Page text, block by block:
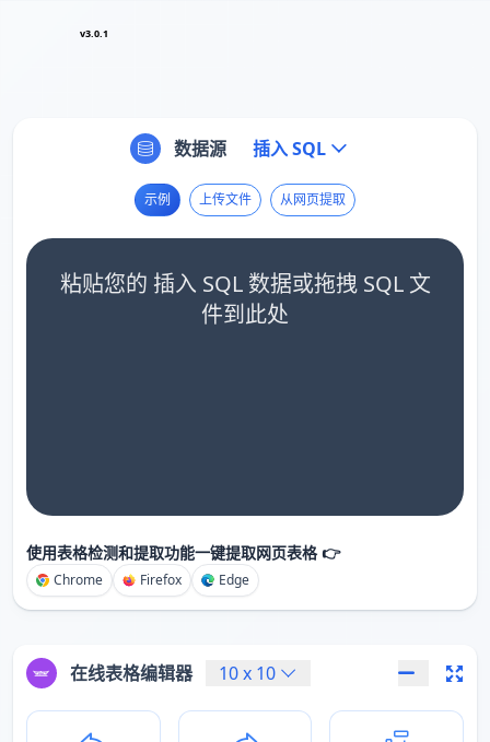
v3.0.1
数据源 插入 SQL
示例 上传文件 从网页提取
粘贴您的 插入 SQL 数据或拖拽 SQL 文
件到此处
使用表格检测和提取功能一键提取网页表格 👉
Chrome Firefox Edge
在线表格编辑器 10x 10